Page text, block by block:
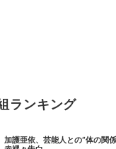
ランキング
加護亜依、芸能人との“体の関